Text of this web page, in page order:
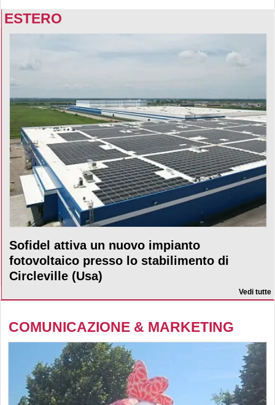
ESTERO
Sofidel attiva un nuovo impianto
fotovoltaico presso lo stabilimento di
Circleville (Usa)
Vedi tutte
COMUNICAZIONE & MARKETING